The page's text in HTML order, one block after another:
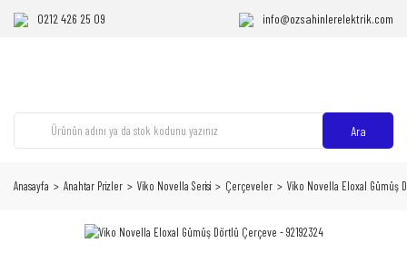
0212 426 25 09 info@ozsahinlerelektrik.com
Ara
Anasayfa Anahtar Prizler Viko Novella Serisi Çerçeveler Viko Novella Eloxal Gümüş